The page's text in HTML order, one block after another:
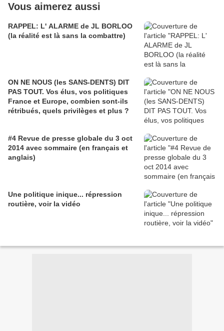
Vous aimerez aussi
RAPPEL: L' ALARME de JL BORLOO
(la réalité est là sans la combattre)
ON NE NOUS (les SANS-DENTS) DIT
PAS TOUT. Vos élus, vos politiques
France et Europe, combien sont-ils
rétribués, quels privilèges et plus ?
#4 Revue de presse globale du 3 oct
2014 avec sommaire (en français et
anglais)
Une politique inique... répression
routière, voir la vidéo